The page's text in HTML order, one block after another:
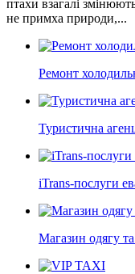
птахи взагалі
не примха природи,...
Ремонт
Туристична
iTrans-послуги
Магазин одягу